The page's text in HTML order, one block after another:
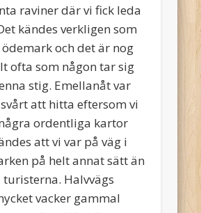
raviner där vi fick leda
kändes verkligen som
och det är nog
ofta som någon tar sig
stig. Emellanåt var
att hitta eftersom vi
ordentliga kartor
att vi var på väg i
på helt annat sätt än
Halvvägs
vacker gammal